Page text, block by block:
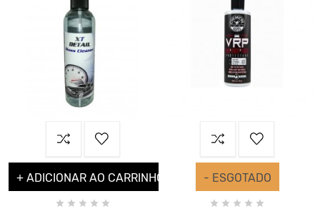
+ ADICIONAR AO CARRINHO
    
- ESGOTADO
    